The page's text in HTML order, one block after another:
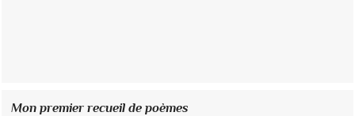
Mon premier recueil de poèmes